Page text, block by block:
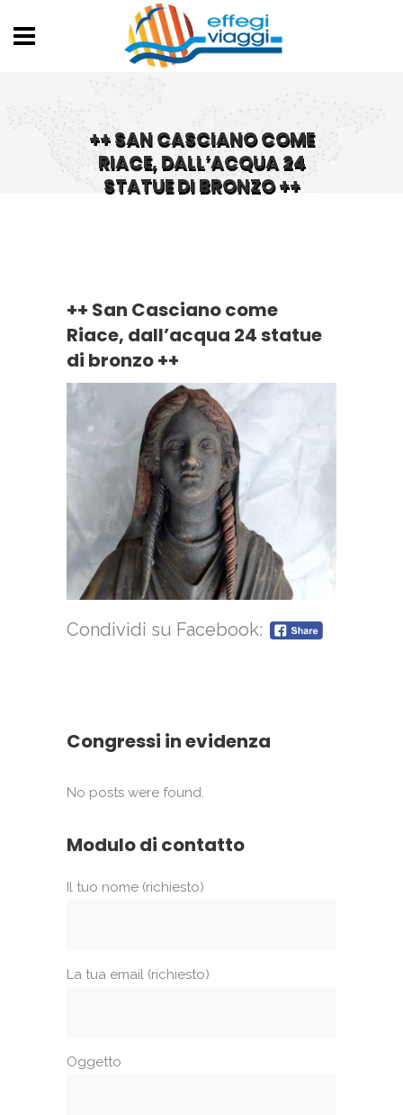
++ SAN CASCIANO COME
RIACE, DALL’ACQUA 24
STATUE DI BRONZO ++
++ San Casciano come
Riace, dall’acqua 24 statue
di bronzo ++
Condividi su Facebook:
Congressi in evidenza
No posts were found.
Modulo di contatto
Il tuo nome (richiesto)
La tua email (richiesto)
Oggetto